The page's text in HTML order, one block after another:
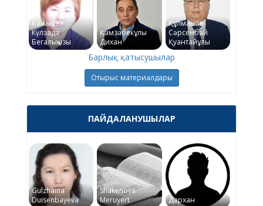
Бажықова
Күлзада
Бегалықызы
Қамзабекұлы
Дихан
Құлманов
Сәрсенбай
Қуантайұлы
Барлық қатысушылар
Отырыс материалдары
ПАЙДАЛАНУШЫЛАР
Gulzhaina
Duisenbayeva
Shakenova
Meruyert
Дархан